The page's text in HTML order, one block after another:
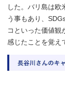
した。バリ島は
う事もあり、
コといった価値観
感じたことを覚え